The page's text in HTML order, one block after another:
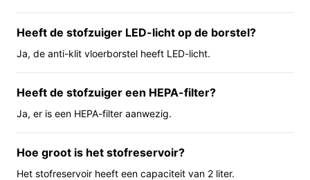
betekent minder vaak legen dan bij kleinere reservoirs.
De specificatie noemt een borstelloze motor en 75.000
Pa zuigkracht en drie reinigingsstanden; die instellingen
gebruik je om te schakelen tussen zuigkracht en
accuduur. Geluidsniveau is aangegeven als 60 dB, wat
praktisch gezien vergelijkbaar is met rustig stemmen of
Belangrijkste voordelen
Heeft de stofzuiger LED-licht op de borstel?
Ja, de anti-klit vloerborstel heeft LED-licht.
Heeft de stofzuiger een HEPA-filter?
Ja, er is een HEPA-filter aanwezig.
Hoe groot is het stofreservoir?
Het stofreservoir heeft een capaciteit van 2 liter.